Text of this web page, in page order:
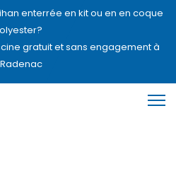
enterrée en kit ou en en coque
gratuit et sans engagement à
Radenac